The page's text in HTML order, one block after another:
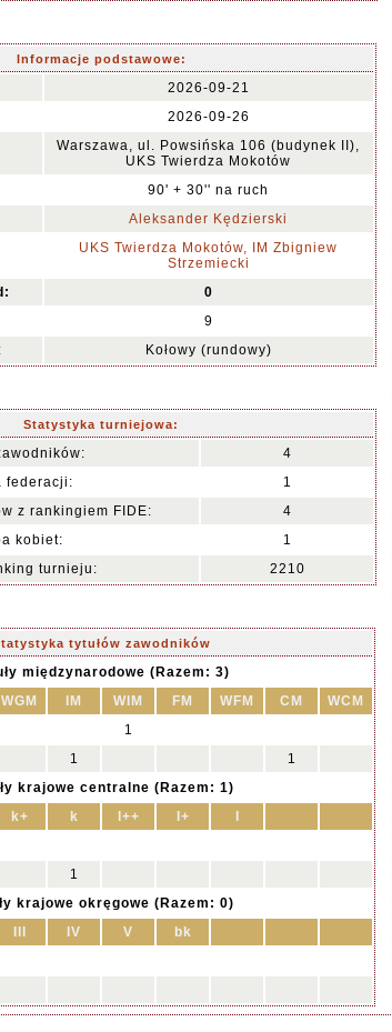
Informacje podstawowe:
2026-09-21
2026-09-26
Warszawa, ul. Powsińska 106 (budynek II),
UKS Twierdza Mokotów
90' + 30'' na ruch
Aleksander Kędzierski
UKS Twierdza Mokotów, IM Zbigniew
Strzemiecki
0
9
Kołowy (rundowy)
Statystyka turniejowa:
4
federacji:
1
z rankingiem FIDE:
4
kobiet:
1
turnieju:
2210
tytułów zawodników
międzynarodowe (Razem: 3)
WGM IM WIM FM WFM CM
WCM
1
1
1
krajowe centralne (Razem: 1)
k+ k I++ I+
1
krajowe okręgowe (Razem: 0)
IV V
bk